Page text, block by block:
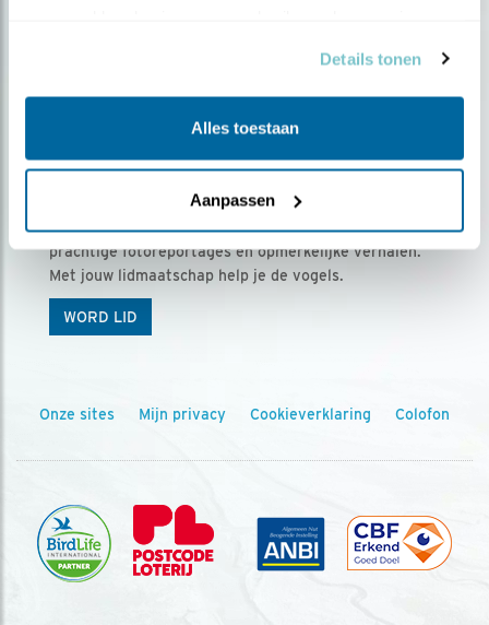
Details tonen
Alles toestaan
Aanpassen
Ontvang 5 x Vogels voor € 36,00 per jaar
Vogels is het tijdschrift voor onze leden, met
prachtige fotoreportages en opmerkelijke verhalen.
Met jouw lidmaatschap help je de vogels.
WORD LID
Onze sites Mijn privacy Cookieverklaring Colofon